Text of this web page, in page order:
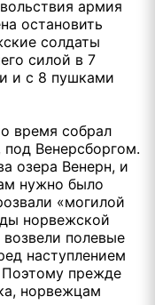
армия
остановить
солдаты
силой в 7
и с 8 пушками
время собрал
Венерсборгом.
озера Венерн, и
нужно было
«могилой
норвежской
полевые
наступлением
Поэтому прежде
норвежцам